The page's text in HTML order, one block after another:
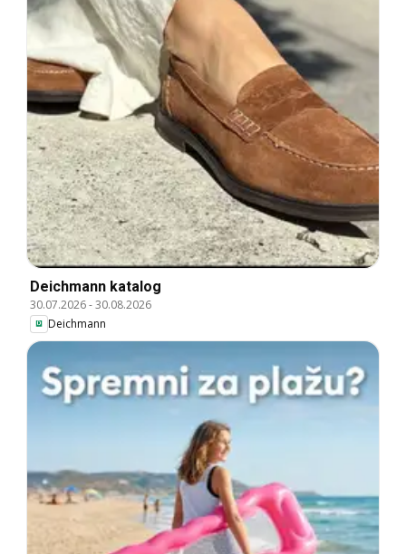
Deichmann katalog
30.07.2026-30.08.2026
Deichmann